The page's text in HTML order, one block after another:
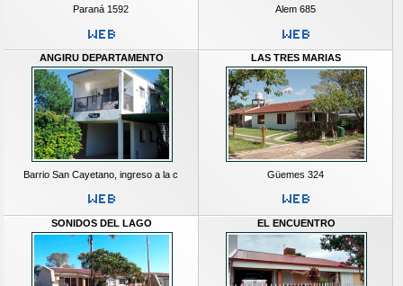
Paraná 1592 Alem 685
ANGIRU DEPARTAMENTO
Barrio San Cayetano, ingreso a la c
LAS TRES MARIAS
Güemes 324
SONIDOS DEL LAGO EL ENCUENTRO